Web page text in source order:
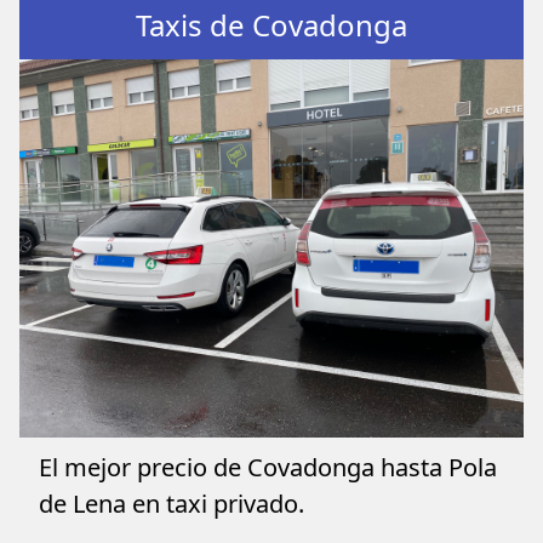
Taxis de Covadonga
El mejor precio de Covadonga hasta Pola
de Lena en taxi privado.